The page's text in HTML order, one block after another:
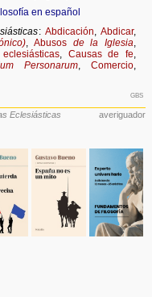
en español
: Abdicación, Abdicar,
, Abusos de la Iglesia,
, Causas de fe,
Personarum, Comercio,
gbs
Eclesiásticas averiguador